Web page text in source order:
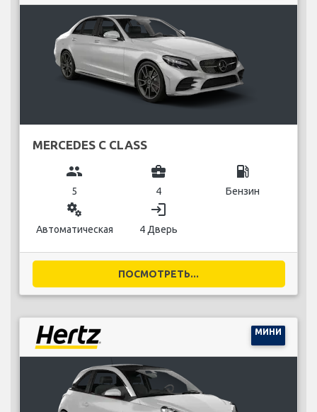
MERCEDES C CLASS
group
5
business_center
4
local_gas_station
Бензин
miscellaneous_services
Автоматическая
login
4 Дверь
ПОСМОТРЕТЬ...
МИНИ